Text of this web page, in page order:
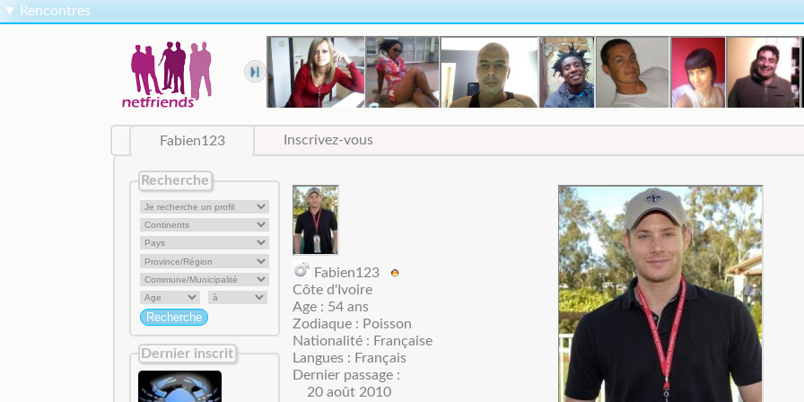
▼ Rencontres
Fabien123 Inscrivez-vous
Recherche
Dernier inscrit
Fabien123
Côte d'Ivoire
Age : 54 ans
Zodiaque : Poisson
Nationalité : Française
Langues : Français
Dernier passage :
20 août 2010